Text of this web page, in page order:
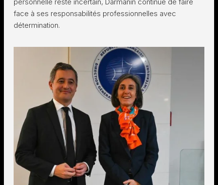
face à ses responsabilités professionnelles avec
détermination.